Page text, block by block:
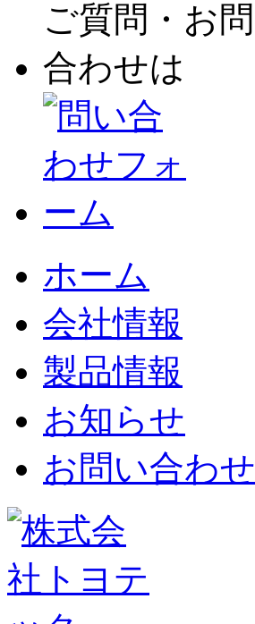
ホーム
会社情報
製品情報
お知らせ
お問い合わせ